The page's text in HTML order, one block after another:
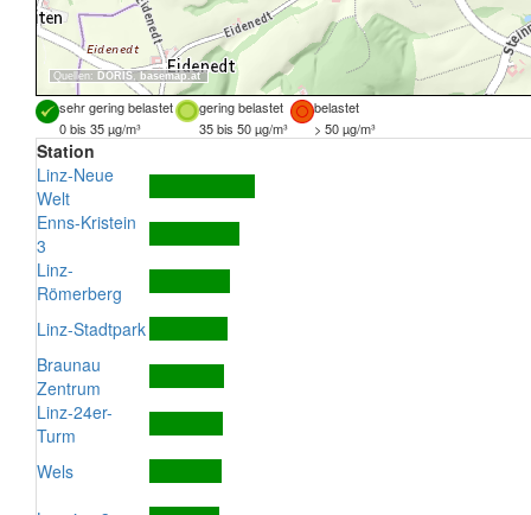
Quellen: DORIS, basemap.at
sehr gering belastet gering belastet
belastet
0 bis 35 µg/m³
35 bis 50 µg/m³ > 50 µg/m³
Station
Linz-Neue
Welt
Enns-Kristein
3
Linz-
Römerberg
Linz-Stadtpark
Braunau
Zentrum
Linz-24er-
Turm
Wels